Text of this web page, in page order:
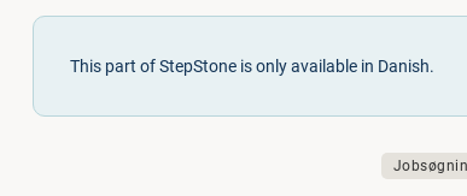
This part of StepStone is only available in Danish.